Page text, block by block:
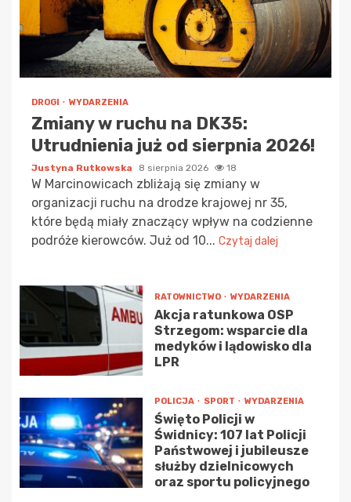
DROGI WYDARZENIA
Zmiany w ruchu na DK35:
Utrudnienia już od sierpnia 2026!
Justyna Rutkowska 8 sierpnia 2026 18
W Marcinowicach zbliżają się zmiany w
organizacji ruchu na drodze krajowej nr 35,
które będą miały znaczący wpływ na codzienne
podróże kierowców. Już od 10... Czytaj dalej
RATOWNICTWO WYDARZENIA
Akcja ratunkowa OSP
Strzegom: wsparcie dla
medyków i lądowisko dla
LPR
POLICJA SPORT WYDARZENIA
Święto Policji w
Świdnicy: 107 lat Policji
Państwowej i jubileusze
służby dzielnicowych
oraz sportu policyjnego